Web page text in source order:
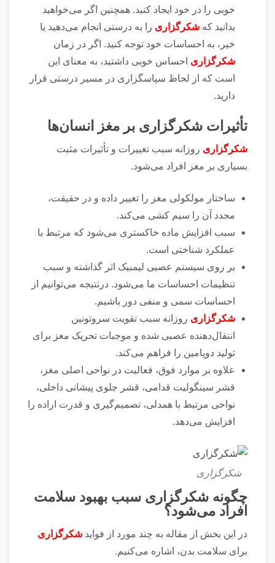
خوبی را در خود ایجاد کنید‌. همچنین اگر می‌خواهید
بدانید که شکرگزاری را به درستی انجام می‌دهید یا
خیر، به احساسات خود توجه کنید. اگر در زمان
شکرگزاری احساس خوبی داشتید، به معنای این
است که از لحاظ سپاسگزاری در مسیر درستی قرار
دارید.
تأثیرات شکرگزاری بر مغز انسان‌ها
شکرگزاری روزانه سبب تغییرات و تأثیرات مثبت
بسیاری بر مغز افراد می‌شود.
ساختار مولکولی مغز را تغییر داده و در حقیقت،
مجدد آن را سیم کشی می‌کند.
سبب افزایش ماده خاکستری می‌شود که مرتبط با
عملکرد شناختی است.
بر روی سیستم عصبی لیمبیک اثر گذاشته و سبب
تنظیمات احساسات ما می‌شود. درنتیجه می‌توانیم از
احساسات سمی و منفی دور باشیم.
شکرگزاری روزانه سبب تقویت سروتونین
انتقال‌دهنده عصبی شده و موجبات تحریک مغز برای
تولید دوپامین را فراهم می‌کند.
علاوه بر موارد فوق، فعالیت در نواحی اصلی مغز،
قشر سینگولیت قدامی، قشر جلوی پیشانی داخلی،
نواحی مرتبط با همدلی، تصمیم‌گیری و قدرت اراده را
افزایش می‌دهد.
شکرگزاری
چگونه شکرگزاری سبب بهبود سلامت
افراد می‌شود؟
در این بخش از مقاله به چند مورد از فواید شکرگزاری
برای سلامت بدن، اشاره می‌کنیم.